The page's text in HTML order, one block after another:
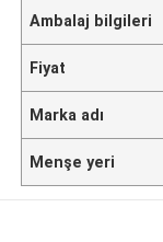
Ambalaj bilgileri
Fiyat
Marka adı
Menşe yeri